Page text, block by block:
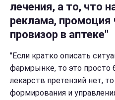
лечения, а то, что
реклама, промоция
провизор в аптеке"
"Если кратко описать
фармрынке, то это просто
лекарств претензий нет,
формирования и